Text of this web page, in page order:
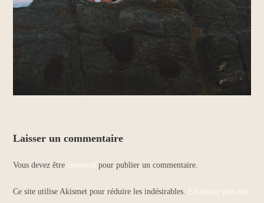
Laisser un commentaire
Vous devez être connecté pour publier un commentaire.
Ce site utilise Akismet pour réduire les indésirables.
En savoir plus sur